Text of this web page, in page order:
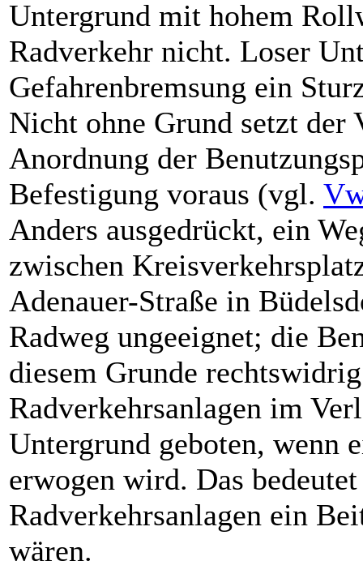
Untergrund mit hohem
Radverkehr nicht. Loser
Gefahrenbremsung ein
Nicht ohne Grund setzt der
Anordnung der
Befestigung voraus (vgl.
Anders ausgedrückt, ein
zwischen
Adenauer-Straße in
Radweg ungeeignet; die
diesem Grunde
Radverkehrsanlagen im
Untergrund geboten, wenn
erwogen wird. Das
Radverkehrsanlagen ein
wären.